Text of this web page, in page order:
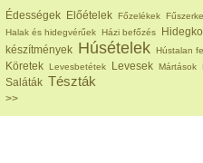
Hústalan feltétek
Zöldséges ételek
Hidegkonyhai készítmények
Főtt tészták
Zsiradékban sült tészták
Édességek Előételek Főzelékek
Halak és hidegvérűek Házi befőzés
készítmények Húsételek Hústalan
Köretek Levesbetétek Levesek Mártások
Saláták Tészták
>>